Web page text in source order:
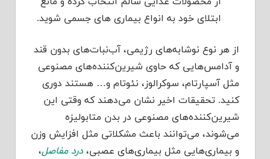
ابتلای خود به انواع بیماری های جسمی شوید.
از هر نوع نوشابه‌های رژیمی، آب‌نبات‌های بدون قند
و آدامس‌هایی که حاوی شیرین‌کننده‌های مصنوعی
مثل آسپارتام، سوکرالوز، نئوتام و… هستند دوری
کنید. تحقیقات اخیر نشان می‌دهند که وقتی این
شیرین‌کننده‌های مصنوعی در بدن متابولیزه
می‌شوند، می‌توانند باعث مشکلاتی مثل افزایش وزن
و بیماری‌هایی مثل بیماری‌های عصبی، درد مفاصل،